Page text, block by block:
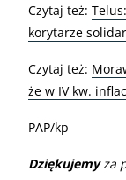
Czytaj też:
korytarze
Czytaj też:
że w IV kw.
PAP/kp
Dziękujemyza